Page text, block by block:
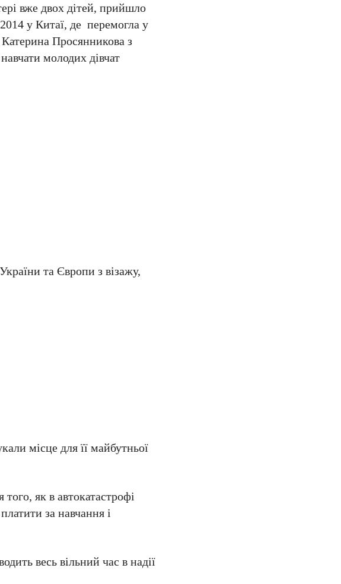
вже двох дітей, прийшло
у Китаї, де перемогла у
Просянникова з
молодих дівчат
та Європи з візажу,
місце для її майбутньої
як в автокатастрофі
за навчання і
весь вільний час в надії